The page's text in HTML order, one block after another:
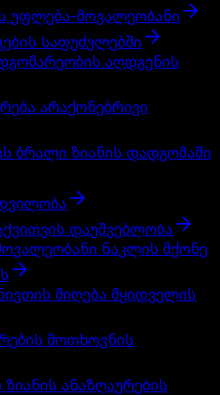
უფლება-მოვალეობანი
საფუძვლებში
აღდგენის
არაქონებრივი
ბრალი ზიანის დადგომაში
დაუშვებლობა
ნაკლის მქონე
მიღება მყიდველის
მოთხოვნის
ზიანის ანაზღაურების